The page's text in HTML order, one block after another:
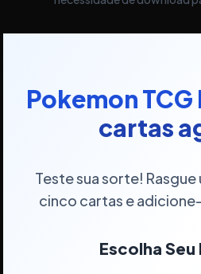
Pokemon
cartas
Teste sua sorte!
cinco cartas e
Escolha